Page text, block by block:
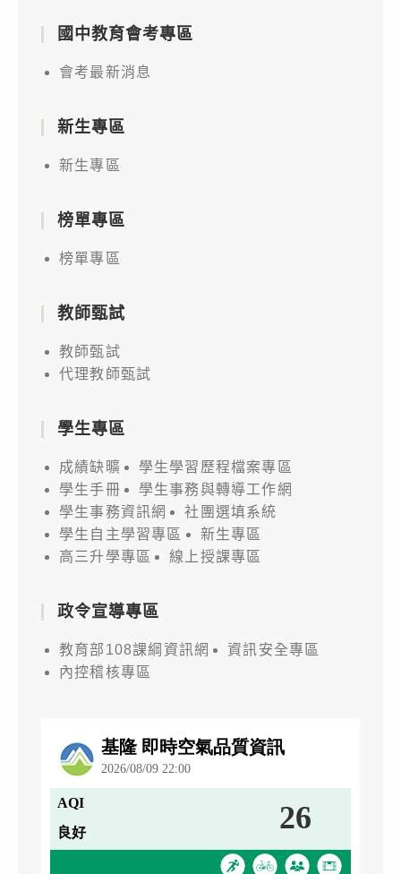
國中教育會考專區
會考最新消息
新生專區
新生專區
榜單專區
榜單專區
教師甄試
教師甄試
代理教師甄試
學生專區
成績缺曠
學生學習歷程檔案專區
學生手冊
學生事務與轉導工作網
學生事務資訊網
社團選填系統
學生自主學習專區
新生專區
高三升學專區
線上授課專區
政令宣導專區
教育部108課綱資訊網
資訊安全專區
內控稽核專區